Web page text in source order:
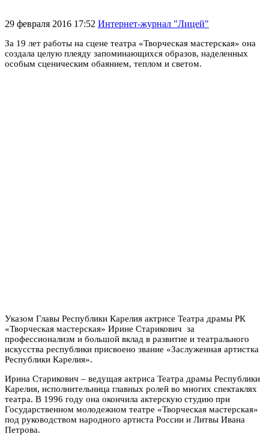
29 февраля 2016 17:52 Интернет-журнал "Лицей"
За 19 лет работы на сцене театра «Творческая мастерская» она
создала целую плеяду запоминающихся образов, наделенных
особым сценическим обаянием, теплом и светом.
Указом Главы Республики Карелия актрисе Театра драмы РК
«Творческая мастерская» Ирине Старикович за
профессионализм и большой вклад в развитие и театрального
искусства республики присвоено звание «Заслуженная артистка
Республики Карелия».
Ирина Старикович – ведущая актриса Театра драмы Республики
Карелия, исполнительница главных ролей во многих спектаклях
театра. В 1996 году она окончила актерскую студию при
Государственном молодежном театре «Творческая мастерская»
под руководством народного артиста России и Литвы Ивана
Петрова.